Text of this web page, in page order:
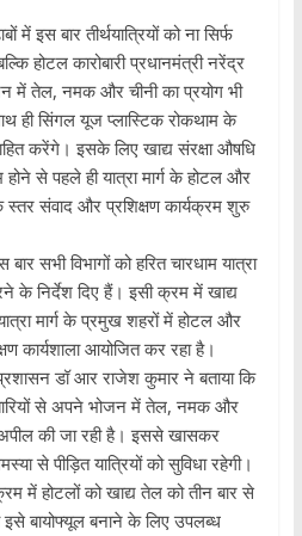
में इस बार तीर्थयात्रियों को ना सिर्फ
होटल कारोबारी प्रधानमंत्री नरेंद्र
में तेल, नमक और चीनी का प्रयोग भी
ही सिंगल यूज प्लास्टिक रोकथाम के
करेंगे। इसके लिए खाद्य संरक्षा औषधि
होने से पहले ही यात्रा मार्ग के होटल और
स्तर संवाद और प्रशिक्षण कार्यक्रम शुरु
सभी विभागों को हरित चारधाम यात्रा
के निर्देश दिए हैं। इसी क्रम में खाद्य
मार्ग के प्रमुख शहरों में होटल और
कार्यशाला आयोजित कर रहा है।
डॉ आर राजेश कुमार ने बताया कि
से अपने भोजन में तेल, नमक और
की जा रही है। इससे खासकर
से पीड़ित यात्रियों को सुविधा रहेगी।
में होटलों को खाद्य तेल को तीन बार से
बायोफ्यूल बनाने के लिए उपलब्ध